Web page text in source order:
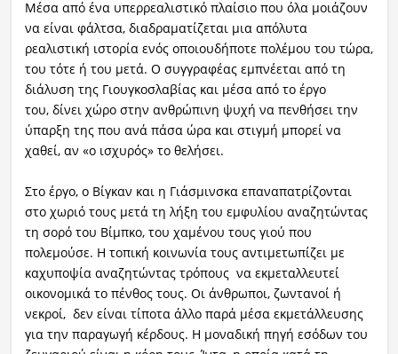
Μέσα από ένα υπερρεαλιστικό πλαίσιο που όλα μοιάζουν
να είναι φάλτσα, διαδραματίζεται μια απόλυτα
ρεαλιστική ιστορία ενός οποιουδήποτε πολέμου του τώρα,
του τότε ή του μετά. Ο συγγραφέας εμπνέεται από τη
διάλυση της Γιουγκοσλαβίας και μέσα από το έργο
του, δίνει χώρο στην ανθρώπινη ψυχή να πενθήσει την
ύπαρξη της που ανά πάσα ώρα και στιγμή μπορεί να
χαθεί, αν «ο ισχυρός» το θελήσει.
Στο έργο, ο Βίγκαν και η Γιάσμινσκα επαναπατρίζονται
στο χωριό τους μετά τη λήξη του εμφυλίου αναζητώντας
τη σορό του Βίμπκο, του χαμένου τους γιού που
πολεμούσε. Η τοπική κοινωνία τους αντιμετωπίζει με
καχυποψία αναζητώντας τρόπους να εκμεταλλευτεί
οικονομικά το πένθος τους. Οι άνθρωποι, ζωντανοί ή
νεκροί, δεν είναι τίποτα άλλο παρά μέσα εκμετάλλευσης
για την παραγωγή κέρδους. Η μοναδική πηγή εσόδων του